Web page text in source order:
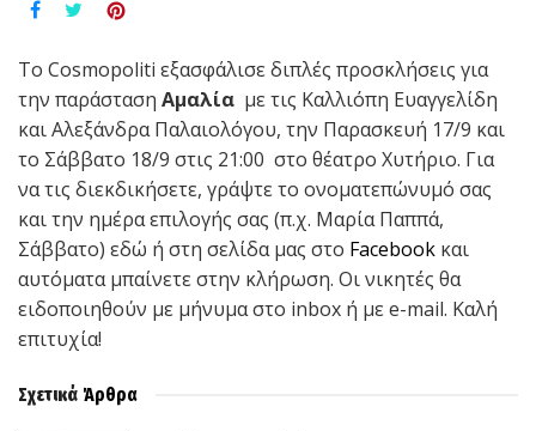
Το Cosmopoliti εξασφάλισε διπλές προσκλήσεις για
την παράσταση Αμαλία με τις Καλλιόπη Ευαγγελίδη
και Αλεξάνδρα Παλαιολόγου, την Παρασκευή 17/9 και
το Σάββατο 18/9 στις 21:00 στο θέατρο Χυτήριο. Για
να τις διεκδικήσετε, γράψτε το ονοματεπώνυμό σας
και την ημέρα επιλογής σας (π.χ. Μαρία Παππά,
Σάββατο) εδώ ή στη σελίδα μας στο Facebook και
αυτόματα μπαίνετε στην κλήρωση. Οι νικητές θα
ειδοποιηθούν με μήνυμα στο inbox ή με e-mail. Καλή
επιτυχία!
Σχετικά Άρθρα